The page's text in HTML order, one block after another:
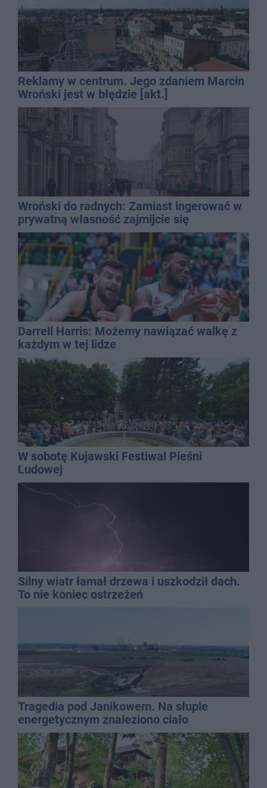
Reklamy w centrum. Jego zdaniem Marcin
Wroński jest w błędzie [akt.]
Wroński do radnych: Zamiast ingerować w
prywatną własność zajmijcie się
gospodarką
Darrell Harris: Możemy nawiązać walkę z
każdym w tej lidze
W sobotę Kujawski Festiwal Pieśni
Ludowej
Silny wiatr łamał drzewa i uszkodził dach.
To nie koniec ostrzeżeń
Tragedia pod Janikowem. Na słupie
energetycznym znaleziono ciało
mężczyzny